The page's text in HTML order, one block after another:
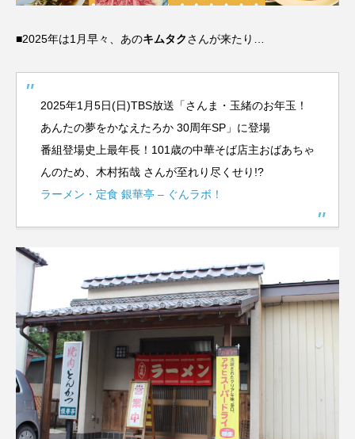
■2025年は1月早々、あのキムタクさんが来たり…
2025年1月5日(日)TBS放送「さんま・玉緒のお年玉！
あんたの夢をかなえたろか 30周年SP」に登場
番組登場史上最年長！101歳の中華そば店主おばあちゃ
んのため、木村拓哉 さんが至れり尽くせり!?
ラーメン・定食 銀華亭 – ぐんラボ！